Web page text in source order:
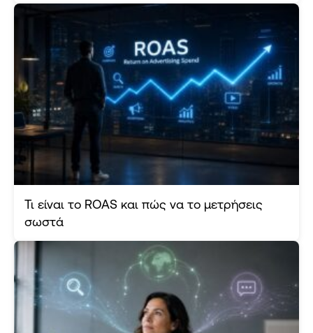
Τι είναι το ROAS και πώς να το μετρήσεις
σωστά